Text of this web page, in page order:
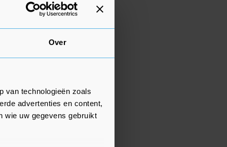
Over
van technologieën zoals
advertenties en content,
wie uw gegevens gebruikt